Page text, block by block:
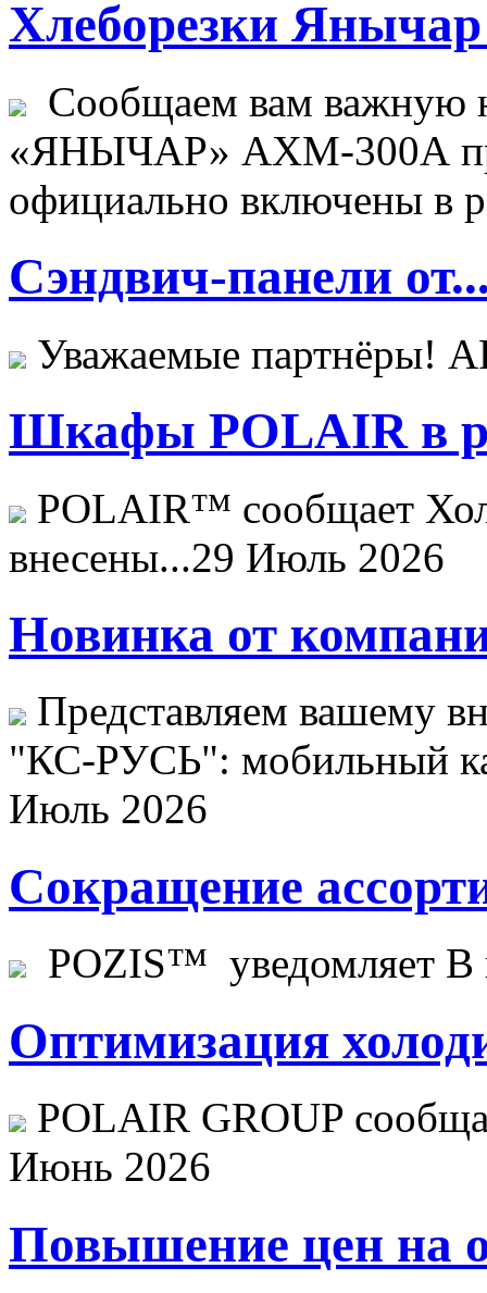
Хлеборезки Янычар
Сообщаем вам важную
«ЯНЫЧАР» АХМ-300А
официально включены в
Сэндвич-панели
Уважаемые
Шкафы POLAIR в
POLAIR™ сообщает
внесены...29 Июль 2026
Новинка от
Представляем вашему
"КС-РУСЬ": мобильный
Июль 2026
Сокращение
POZIS™ уведомляет В
Оптимизация
POLAIR GROUP
Июнь 2026
Повышение цен на